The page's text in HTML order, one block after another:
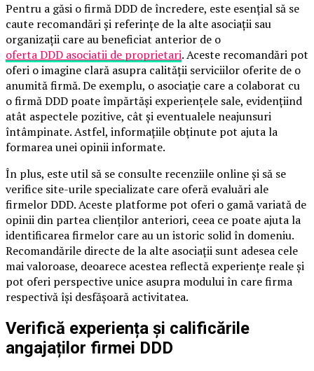
Pentru a găsi o firmă DDD de încredere, este esențial să se
caute recomandări și referințe de la alte asociații sau
organizații care au beneficiat anterior de o
oferta DDD asociatii de proprietari. Aceste recomandări pot
oferi o imagine clară asupra calității serviciilor oferite de o
anumită firmă. De exemplu, o asociație care a colaborat cu
o firmă DDD poate împărtăși experiențele sale, evidențiind
atât aspectele pozitive, cât și eventualele neajunsuri
întâmpinate. Astfel, informațiile obținute pot ajuta la
formarea unei opinii informate.
În plus, este util să se consulte recenziile online și să se
verifice site-urile specializate care oferă evaluări ale
firmelor DDD. Aceste platforme pot oferi o gamă variată de
opinii din partea clienților anteriori, ceea ce poate ajuta la
identificarea firmelor care au un istoric solid în domeniu.
Recomandările directe de la alte asociații sunt adesea cele
mai valoroase, deoarece acestea reflectă experiențe reale și
pot oferi perspective unice asupra modului în care firma
respectivă își desfășoară activitatea.
Verifică experiența și calificările
angajaților firmei DDD